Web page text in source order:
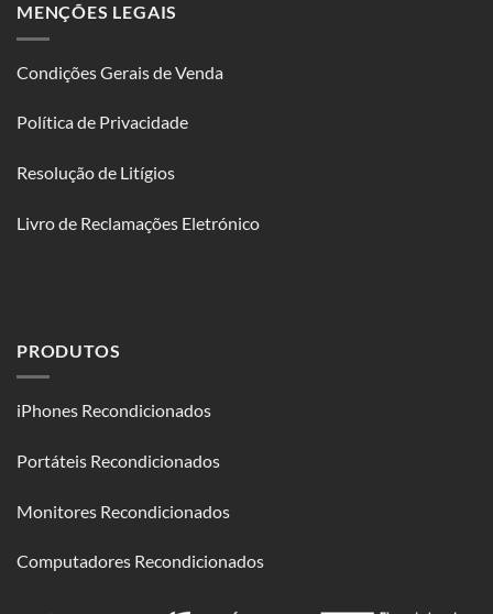
MENÇÕES LEGAIS
Condições Gerais de Venda
Política de Privacidade
Resolução de Litígios
Livro de Reclamações Eletrónico
PRODUTOS
iPhones Recondicionados
Portáteis Recondicionados
Monitores Recondicionados
Computadores Recondicionados